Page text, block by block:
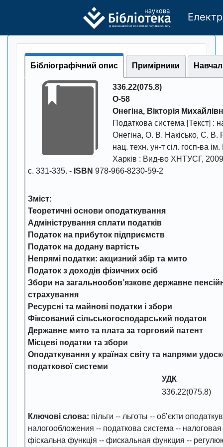
Державного бі отехно логічно го універси тету
Бібліографічний опис Примірники
336.22(075.8)
О-58
Онегіна, Вікторія
Податкова система [Текст] :
Онегіна, О. В. Накісько, С. В.
нац. техн. ун-т сіл. госп-ва
Харків : Вид-во ХНТУСГ, 2009
с. 331-335. - ISBN 978-966-8230-59-2
Зміст:
Теоретичні основи оподаткування
Адміністрування сплати податків
Податок на прибуток підприємств
Податок на додану вартість
Непрямі податки: акцизний збір та мито
Податок з доходів фізичних осіб
Збори на загальнообов’язкове державне
страхування
Ресурсні та майнові податки і збори
Фіксований сільськогосподарський податок
Державне мито та плата за торговий патент
Місцеві податки та збори
Оподаткування у країнах світу та напрями
податкової системи
УДК
336.22(075.8)
Ключові слова: пільги -- льготы -- об’єкти
налогообложения -- податкова система --
фіскальна функція -- фискальная функция --